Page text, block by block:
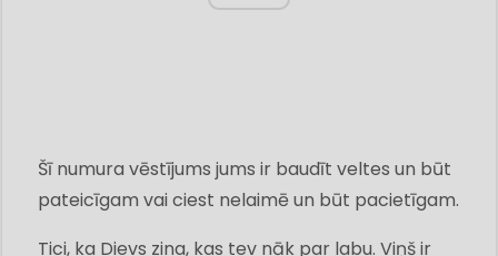
Šī numura vēstījums jums ir baudīt veltes un būt
pateicīgam vai ciest nelaimē un būt pacietīgam.
Tici, ka Dievs zina, kas tev nāk par labu. Viņš ir